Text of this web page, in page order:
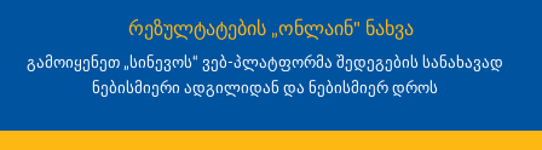
რეზულტატების „ონლაინ" ნახვა
გამოიყენეთ „სინევოს“ ვებ-პლატფორმა შედეგების სანახავად
ნებისმიერი ადგილიდან და ნებისმიერ დროს